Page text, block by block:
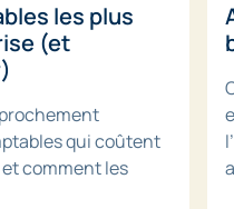
les plus
(et
qui coûtent
comment les